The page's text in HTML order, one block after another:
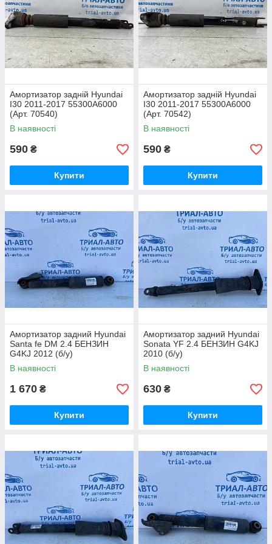
Амортизатор задній Hyundai
I30 2011-2017 55300A6000
(Арт. 70540)
В наявності
590 ₴
Купити
Амортизатор задній Hyundai
I30 2011-2017 55300A6000
(Арт. 70542)
В наявності
590 ₴
Купити
Амортизатор задний Hyundai
Santa fe DM 2.4 БЕНЗИН
G4KJ 2012 (б/у)
В наявності
1 670 ₴
Купити
Амортизатор задний Hyundai
Sonata YF 2.4 БЕНЗИН G4KJ
2010 (б/у)
В наявності
630 ₴
Купити